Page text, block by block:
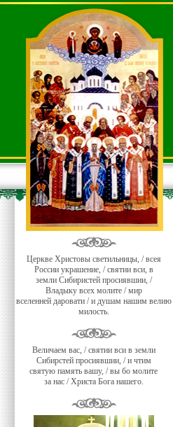
Церкве Христовы светильницы, / всея
России украшение, / святии вси, в
земли Сибиристей просиявшии, /
Владыку всех молите / мир
вселенней даровати / и душам нашим велию
милость.
Величаем вас, / святии вси в земли
Сибирстей просиявшии, / и чтим
святую память вашу, / вы бо молите
за нас / Христа Бога нашего.